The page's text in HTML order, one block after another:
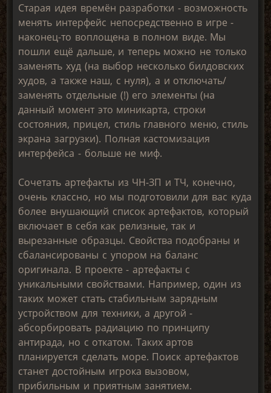
Старая идея времён разработки - возможность
менять интерфейс непосредственно в игре -
наконец-то воплощена в полном виде. Мы
пошли ещё дальше, и теперь можно не только
заменять худ (на выбор несколько билдовских
худов, а также наш, с нуля), а и отключать/
заменять отдельные (!) его элементы (на
данный момент это миникарта, строки
состояния, прицел, стиль главного меню, стиль
экрана загрузки). Полная кастомизация
интерфейса - больше не миф.
Сочетать артефакты из ЧН-ЗП и ТЧ, конечно,
очень классно, но мы подготовили для вас куда
более внушающий список артефактов, который
включает в себя как релизные, так и
вырезанные образцы. Свойства подобраны и
сбалансированы с упором на баланс
оригинала. В проекте - артефакты с
уникальными свойствами. Например, один из
таких может стать стабильным зарядным
устройством для техники, а другой -
абсорбировать радиацию по принципу
антирада, но с откатом. Таких артов
планируется сделать море. Поиск артефактов
станет достойным игрока вызовом,
прибильным и приятным занятием.